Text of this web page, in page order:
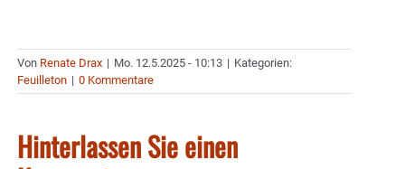
Von Renate Drax | Mo. 12.5.2025 - 10:13 | Kategorien:
Feuilleton | 0 Kommentare
Hinterlassen Sie einen